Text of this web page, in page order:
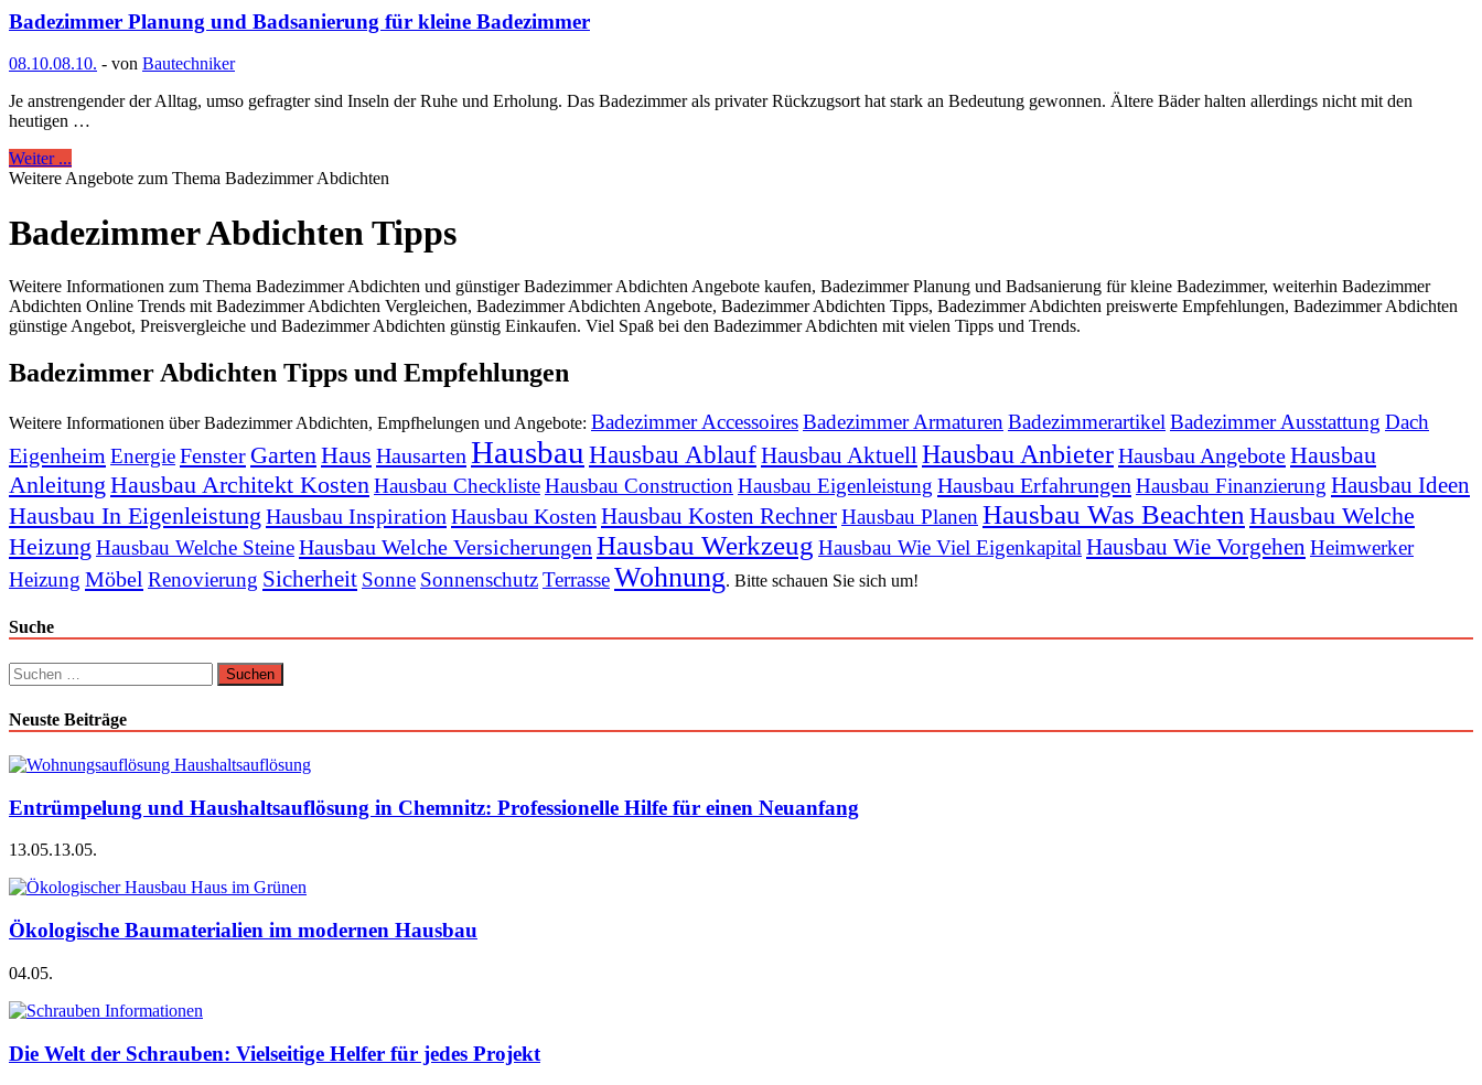
Badezimmer Planung und Badsanierung für kleine Badezimmer
08.10.08.10. - von Bautechniker
Je anstrengender der Alltag, umso gefragter sind Inseln der Ruhe und Erholung. Das Badezimmer als privater Rückzugsort hat stark an Bedeutung gewonnen. Ältere Bäder halten allerdings nicht mit den
heutigen …
Weiter ...
Weitere Angebote zum Thema Badezimmer Abdichten
Badezimmer Abdichten Tipps
Weitere Informationen zum Thema Badezimmer Abdichten und günstiger Badezimmer Abdichten Angebote kaufen, Badezimmer Planung und Badsanierung für kleine Badezimmer, weiterhin Badezimmer
Abdichten Online Trends mit Badezimmer Abdichten Vergleichen, Badezimmer Abdichten Angebote, Badezimmer Abdichten Tipps, Badezimmer Abdichten preiswerte Empfehlungen, Badezimmer Abdichten
günstige Angebot, Preisvergleiche und Badezimmer Abdichten günstig Einkaufen. Viel Spaß bei den Badezimmer Abdichten mit vielen Tipps und Trends.
Badezimmer Abdichten Tipps und Empfehlungen
Weitere Informationen über Badezimmer Abdichten, Empfhelungen und Angebote: Badezimmer AccessoiresBadezimmer Armaturen Badezimmerartikel Badezimmer Ausstattung Dach
Eigenheim EnergieFenster Garten Haus Hausarten Hausbau Hausbau AblaufHausbau AktuellHausbau AnbieterHausbau AngeboteHausbau
Anleitung Hausbau Architekt Kosten Hausbau ChecklisteHausbau Construction Hausbau Eigenleistung Hausbau Erfahrungen Hausbau Finanzierung Hausbau Ideen
Hausbau In Eigenleistung Hausbau Inspiration Hausbau Kosten Hausbau Kosten RechnerHausbau Planen Hausbau Was Beachten Hausbau Welche
Heizung Hausbau Welche SteineHausbau Welche Versicherungen Hausbau Werkzeug Hausbau Wie Viel Eigenkapital Hausbau Wie Vorgehen Heimwerker
Heizung Möbel Renovierung Sicherheit Sonne SonnenschutzTerrasseWohnung. Bitte schauen Sie sich um!
Suche
Suchen
nach:
Neuste Beiträge
Entrümpelung und Haushaltsauflösung in Chemnitz: Professionelle Hilfe für einen Neuanfang
13.05.13.05.
Ökologische Baumaterialien im modernen Hausbau
04.05.
Die Welt der Schrauben: Vielseitige Helfer für jedes Projekt